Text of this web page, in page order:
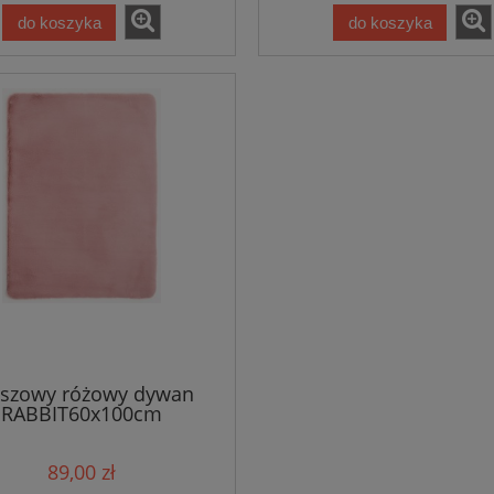
do koszyka do koszyka
różowy dywan
RABBIT60x100cm
89,00 zł